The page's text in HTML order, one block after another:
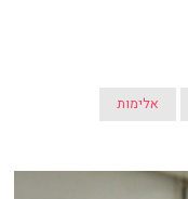
אלימות